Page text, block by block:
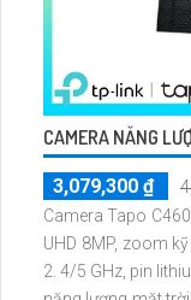
CAMERA NĂNG
3,079,300 ₫
Camera Tapo
UHD 8MP, zoom
2. 4/5 GHz, pin